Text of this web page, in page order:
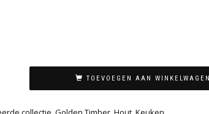
TOEVOEGEN AAN WINKELWAGEN